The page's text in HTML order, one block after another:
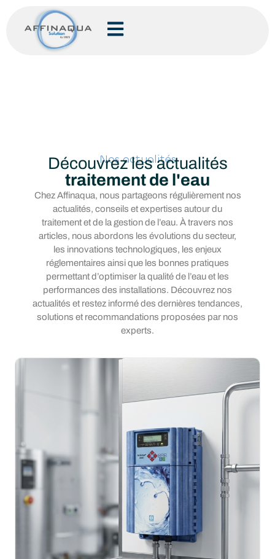
Nos actualités
Découvrez les actualités
traitement de l'eau
Chez Affinaqua, nous partageons régulièrement nos
actualités, conseils et expertises autour du
traitement et de la gestion de l’eau. À travers nos
articles, nous abordons les évolutions du secteur,
les innovations technologiques, les enjeux
réglementaires ainsi que les bonnes pratiques
permettant d’optimiser la qualité de l’eau et les
performances des installations. Découvrez nos
actualités et restez informé des dernières tendances,
solutions et recommandations proposées par nos
experts.